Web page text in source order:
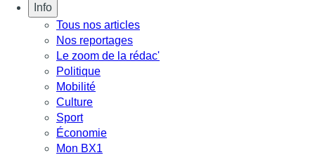
Info
Tous nos articles
Nos reportages
Le zoom de la rédac'
Politique
Mobilité
Culture
Sport
Économie
Mon BX1